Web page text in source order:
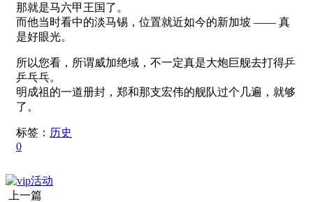
那就是马六甲王国了。
而他当时看中的淡马锡，位置就近如今的新加坡 —— 真
是好眼光。
所以您看，所谓威加绝域，不一定真是大炮巨舰去打得乒
乒乓乓。
明成祖的一道册封，郑和那支宏伟的舰队过个几遍，就够
了。
标签： 历史
0
上一篇